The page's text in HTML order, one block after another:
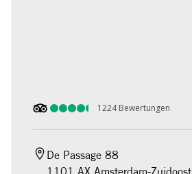
1224 Bewertungen
De Passage 88
1101 AX Amsterdam-Zuidoost